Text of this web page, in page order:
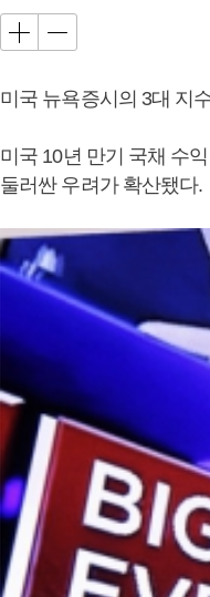
미국 뉴욕증시의 3대 지
미국 10년 만기 국채 수
둘러싼 우려가 확산됐다.